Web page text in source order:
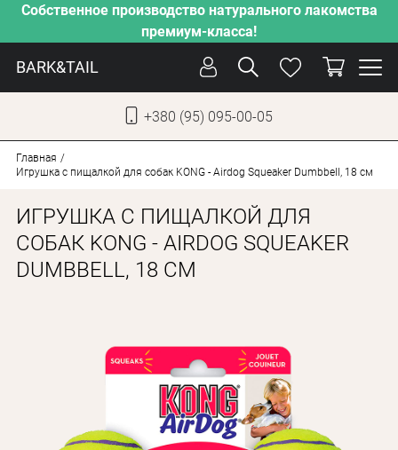
Собственное производство натурального лакомства
премиум-класса!
BARK&TAIL
+380 (95) 095-00-05
СОБАКИ
КОТЫ
ОТ ЖАРЫ
АКЦИИ
О КОМПАНИИ
БЛОГ
Главная
Игрушка с пищалкой для собак KONG - Airdog Squeaker Dumbbell, 18 см
ИГРУШКА С ПИЩАЛКОЙ ДЛЯ
СОБАК KONG - AIRDOG SQUEAKER
DUMBBELL, 18 СМ